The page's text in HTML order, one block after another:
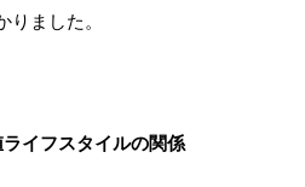
りました。
イフスタイルの関係